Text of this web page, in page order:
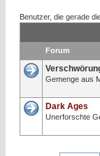
Benutzer, die gerade
Forum
Gemenge aus
Dark Ages
Unerforschte